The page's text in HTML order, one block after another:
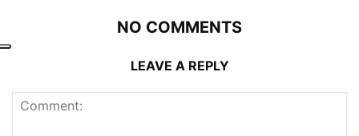
NO COMMENTS
LEAVE A REPLY